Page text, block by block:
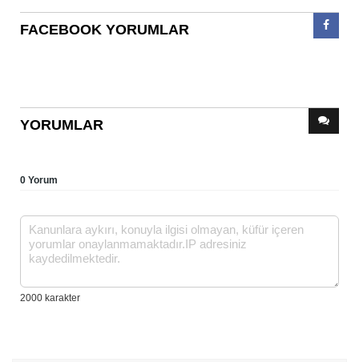
FACEBOOK YORUMLAR
YORUMLAR
0 Yorum